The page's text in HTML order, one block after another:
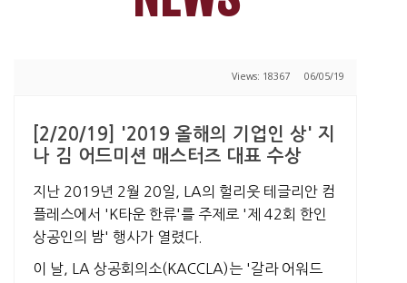
Views: 18367 06/05/19
[2/20/19] '2019 올해의 기업인 상' 지
나 김 어드미션 매스터즈 대표 수상
지난 2019년 2월 20일, LA의 헐리웃 테글리안 컴
플레스에서 'K타운 한류'를 주제로 '제 42회 한인
상공인의 밤' 행사가 열렸다.
이 날, LA 상공회의소(KACCLA)는 '갈라 어워드